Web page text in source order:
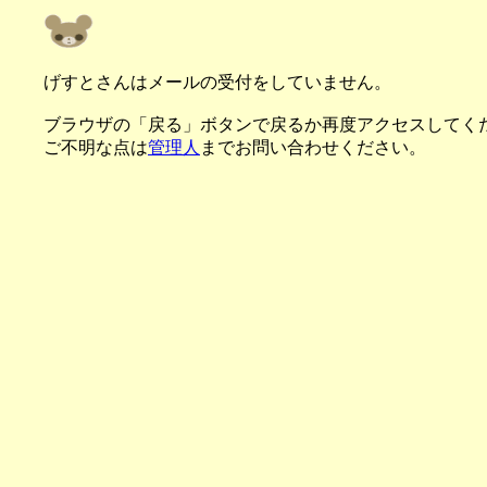
げすとさんはメールの受付をしていません。
ブラウザの「戻る」ボタンで戻るか再度アクセスしてく
ご不明な点は管理人 までお問い合わせください。